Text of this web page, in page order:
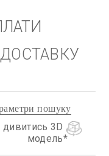
дивитись 3D
модель
пошуку